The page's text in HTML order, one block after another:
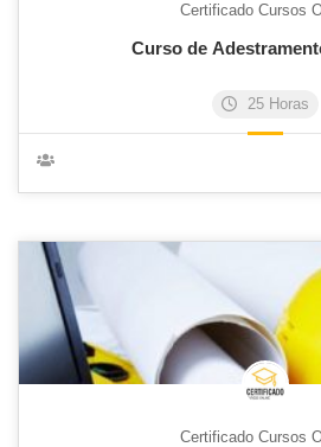
Certificado Cursos
Curso de
25 Horas
Certificado Cursos